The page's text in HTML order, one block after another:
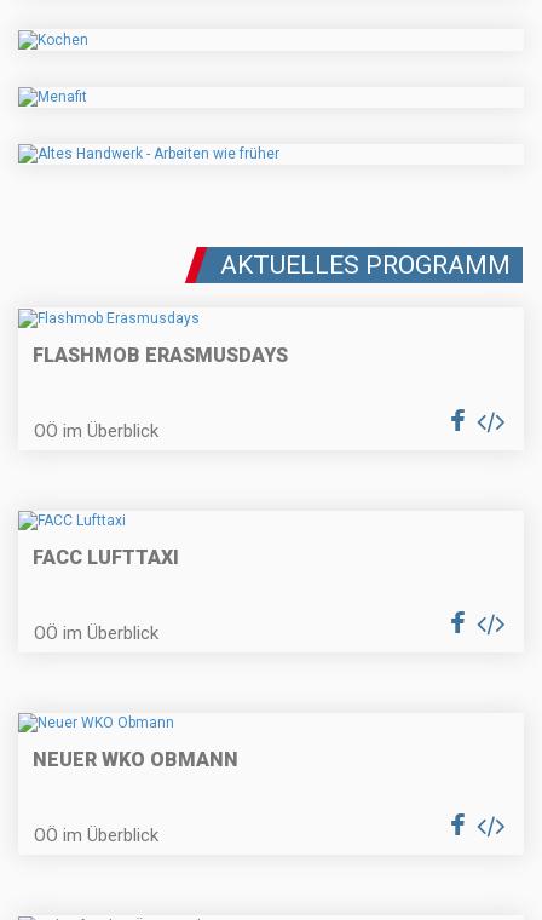
AKTUELLES PROGRAMM
FLASHMOB ERASMUSDAYS
OÖ im Überblick
FACC LUFTTAXI
OÖ im Überblick
NEUER WKO OBMANN
OÖ im Überblick